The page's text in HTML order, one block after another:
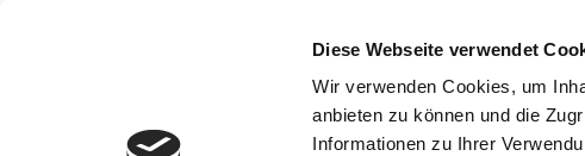
Diese Webseite verwendet
Wir verwenden Cookies, um
anbieten zu können und die
Informationen zu Ihrer